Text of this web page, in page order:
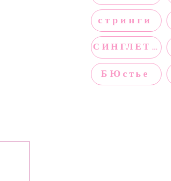
стринги
СИНГЛЕТЫ
БЮстье